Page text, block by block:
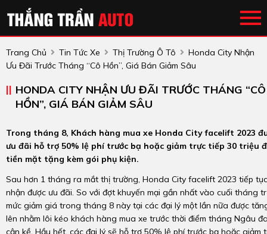
Trang Chủ Tin Tức Xe Thị Trường Ô Tô
Honda City Nhận
Ưu Đãi Trước Tháng “cô Hồn”, Giá Bán Giảm Sâu
HONDA CITY NHẬN ƯU ĐÃI TRƯỚC THÁNG “CÔ
HỒN”, GIÁ BÁN GIẢM SÂU
Trong tháng 8, Khách hàng mua xe Honda City facelift 2023
ưu đãi hỗ trợ 50% lệ phí trước bạ hoặc giảm trực tiếp 30 triệu
tiền mặt tặng kèm gói phụ kiện.
Sau hơn 1 tháng ra mắt thị trường, Honda City facelift 2023 tiếp tục
nhận được ưu đãi. So với đợt khuyến mại gần nhất vào cuối tháng
mức giảm giá trong tháng 8 này tại các đại lý một lần nữa được
lên nhằm lôi kéo khách hàng mua xe trước thời điểm tháng Ngâu
cận kề. Hầu hết, các đại lý sẽ hỗ trợ 50% lệ phí trước bạ hoặc giảm